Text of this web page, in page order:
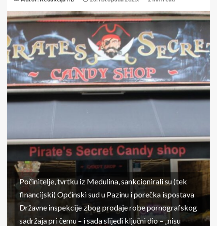
Počinitelje, tvrtku iz Medulina, sankcionirali su (tek
financijski) Općinski sud u Pazinu i porečka ispostava
Državne inspekcije zbog prodaje robe pornografskog
sadržaja pri čemu – i sada slijedi ključni dio – „nisu